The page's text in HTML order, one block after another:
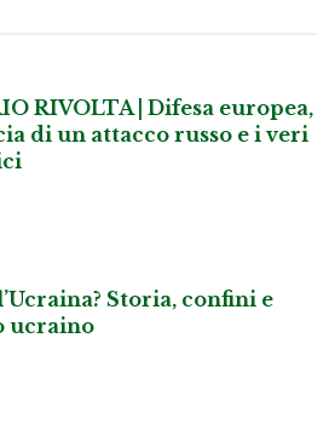
RIVOLTA | Difesa europea,
di un attacco russo e i veri
Storia, confini e
ucraino